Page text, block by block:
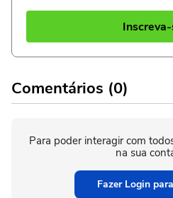
Comentários (0)
Para poder interagir com
na sua
Fazer Login